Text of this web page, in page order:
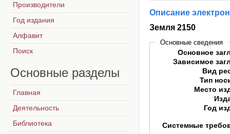
Описание
Земля 2150
Основные сведения
Основное
Зависимое
Вид
Тип
Место
Год
Системные
Производители
Год издания
Алфавит
Поиск
Основные разделы
Главная
Деятельность
Библиотека